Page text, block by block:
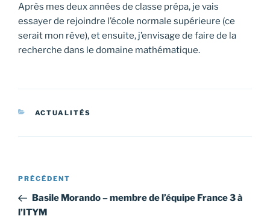
Après mes deux années de classe prépa, je vais
essayer de rejoindre l’école normale supérieure (ce
serait mon rêve), et ensuite, j’envisage de faire de la
recherche dans le domaine mathématique.
CATÉGORIES
ACTUALITÉS
Navigation
l’article
Article
précédent
PRÉCÉDENT
Basile Morando – membre de l’équipe France 3 à
l’ITYM